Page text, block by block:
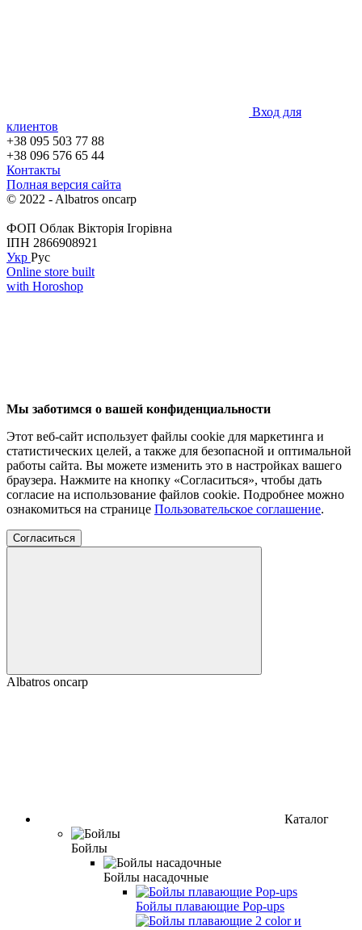
Вход для
клиентов
+38 095 503 77 88
+38 096 576 65 44
Контакты
Полная версия сайта
© 2022 - Albatros oncarp
ФОП Облак Вікторія Ігорівна
ІПН 2866908921
Укр Рус
Online store built
with Horoshop
Мы заботимся о вашей конфиденциальности
Этот веб-сайт использует файлы cookie для маркетинга и
статистических целей, а также для безопасной и оптимальной
работы сайта. Вы можете изменить это в настройках вашего
браузера. Нажмите на кнопку «Согласиться», чтобы дать
согласие на использование файлов cookie. Подробнее можно
ознакомиться на странице Пользовательское соглашение.
Согласиться
Albatros onсarp
Каталог
Бойлы
Бойлы насадочные
Бойлы плавающие Pop-ups